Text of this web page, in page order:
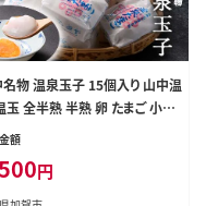
名物 温泉玉子 15個入り 山中温
玉 全半熟 半熟 卵 たまご 小分
食 グルメ 食品 復興 震災 コロ
2808
額
円